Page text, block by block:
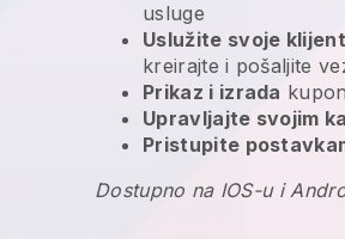
usluge
Uslužite svoje
kreirajte i pošaljite
Prikaz i izrada
Upravljajte svojim
Pristupite
Dostupno na IOS-u i